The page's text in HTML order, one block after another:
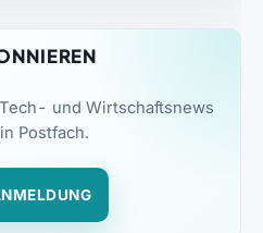
und Wirtschaftsnews
Postfach.